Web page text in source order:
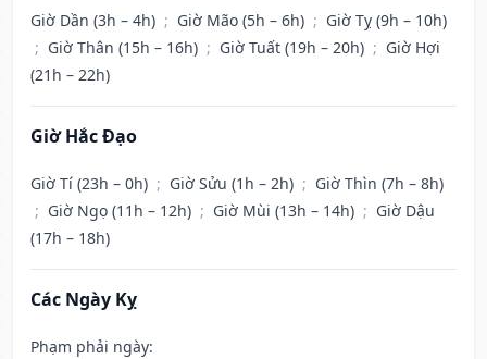
Giờ Dần (3h – 4h) ; Giờ Mão (5h – 6h) ; Giờ Tỵ (9h – 10h)
; Giờ Thân (15h – 16h) ; Giờ Tuất (19h – 20h) ; Giờ Hợi
(21h – 22h)
Giờ Hắc Đạo
Giờ Tí (23h – 0h) ; Giờ Sửu (1h – 2h) ; Giờ Thìn (7h – 8h)
; Giờ Ngọ (11h – 12h) ; Giờ Mùi (13h – 14h) ; Giờ Dậu
(17h – 18h)
Các Ngày Kỵ
Phạm phải ngày: